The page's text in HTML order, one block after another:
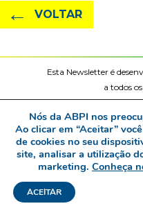
← VOLTAR
Esta Newsletter é
a todos
Nós da ABPI nos
Ao clicar em “Aceitar”
de cookies no seu
site, analisar a utilização
marketing. Conheça
ACEITAR